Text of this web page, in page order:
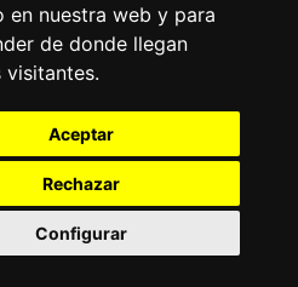
en nuestra web y para
de donde llegan
visitantes.
Aceptar
Rechazar
Configurar
de privacidade